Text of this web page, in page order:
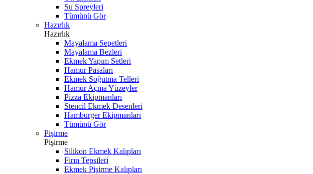
Su Spreyleri
Tümünü Gör
Hazırlık
Hazırlık
Mayalama Sepetleri
Mayalama Bezleri
Ekmek Yapım Setleri
Hamur Pasaları
Ekmek Soğutma Telleri
Hamur Açma Yüzeyler
Pizza Ekipmanları
Stencil Ekmek Desenleri
Hamburger Ekipmanları
Tümünü Gör
Pişirme
Pişirme
Silikon Ekmek Kalıpları
Fırın Tepsileri
Ekmek Pişirme Kalıpları